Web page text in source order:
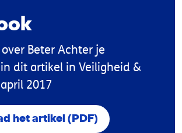
Beter Achter je
dit artikel in Veiligheid &
2017
het artikel (PDF)